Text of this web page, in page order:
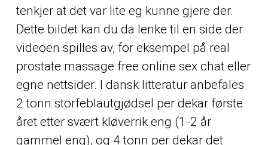
tenkjer at det var lite eg kunne gjere der.
Dette bildet kan du da lenke til en side der
videoen spilles av, for eksempel på real
prostate massage free online sex chat eller
egne nettsider. I dansk litteratur anbefales
2 tonn storfeblautgjødsel per dekar første
året etter svært kløverrik eng (1-2 år
gammel eng), og 4 tonn per dekar det